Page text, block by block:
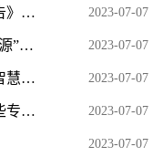
《2022全球人工智能创新指数报告》发布 中国人工智能发展成效显著 2023-07-07
中美科技超重磅！中国第一个“开源”桌面操作系统问世 挑战微软、苹果全球市占率 2023-07-07
江苏出台《实施意见》深入推进智慧社区建设 2023-07-07
成都棠湖科学技术学校学校有哪些专业 学费怎么收 2023-07-07
2023-07-07